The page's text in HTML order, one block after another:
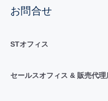
お問合せ
STオフィス
セールスオフィス & 販売代理